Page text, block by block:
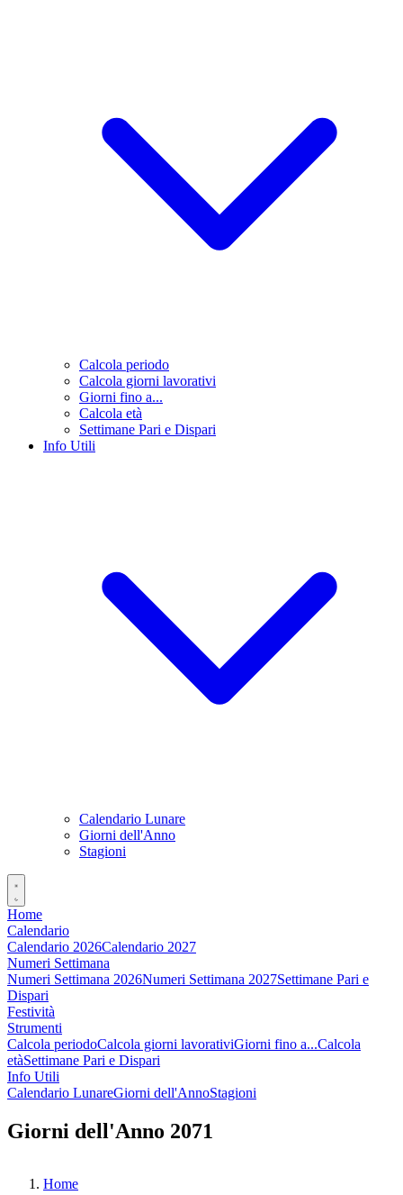
Calcola periodo
Calcola giorni lavorativi
Giorni fino a...
Calcola età
Settimane Pari e Dispari
Info Utili
Calendario Lunare
Giorni dell'Anno
Stagioni
Home
Calendario
Calendario 2026Calendario 2027
Numeri Settimana
Numeri Settimana 2026Numeri Settimana 2027Settimane Pari e
Dispari
Festività
Strumenti
Calcola periodoCalcola giorni lavorativiGiorni fino a...Calcola
etàSettimane Pari e Dispari
Info Utili
Calendario LunareGiorni dell'AnnoStagioni
Giorni dell'Anno 2071
Home